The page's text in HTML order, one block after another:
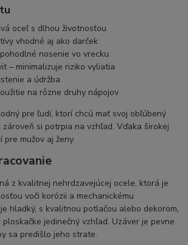
oceľ s dlhou životnosťou
vhodné aj ako darček
nosenie vo vrecku
– minimalizuje riziko vyliatia
a údržba
na rôzne druhy nápojov
pre ľudí, ktorí chcú mať svoj obľúbený
zároveň si potrpia na vzhľad. Vďaka širokej
mužov aj ženy.
z kvalitnej nehrdzavejúcej ocele, ktorá je
voči korózii a mechanickému
hladký, s kvalitnou potlačou alebo dekorom,
jedinečný vzhľad. Uzáver je pevne
sa predišlo jeho strate.